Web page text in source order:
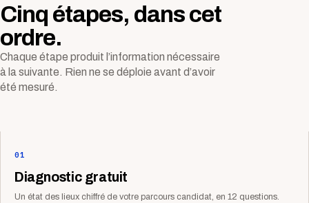
Cinq étapes, dans cet
ordre.
Chaque étape produit l’information nécessaire
à la suivante. Rien ne se déploie avant d’avoir
été mesuré.
01
Diagnostic gratuit
Un état des lieux chiffré de votre parcours candidat, en 12 questions.